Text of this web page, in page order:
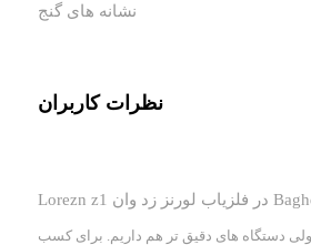
نشانه های گنج
نظرات کاربران
در فلزیاب لورنز زد وان Lorezn z1
ولی دستگاه های دقیق تر هم داریم. برای کسب